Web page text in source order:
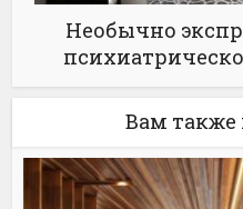
Необычно
Вам также